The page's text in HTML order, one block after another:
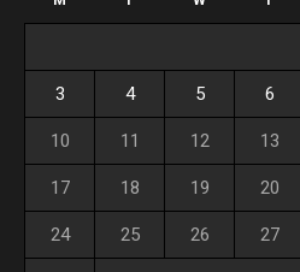
3 4 5 6
10 11 12 13
17 18 19 20
24 25 26 27